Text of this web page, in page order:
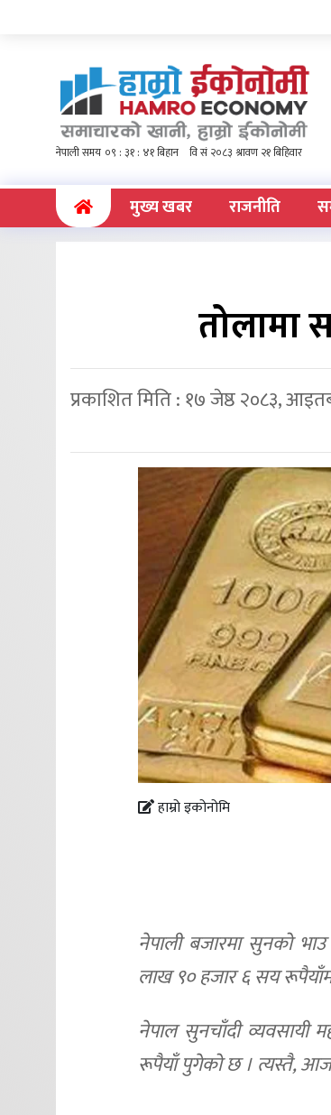
(current)मुख्य खबर राजनीति
तोलामा
प्रकाशित मिति : १७ जेष्ठ २०८३,
हाम्रो इकोनोमि
नेपाली बजारमा सुनको
लाख ९० हजार ६ सय
नेपाल सुनचाँदी
रूपैयाँ पुगेको छ । त्यस्तै, आज